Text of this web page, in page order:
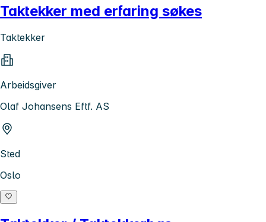
Taktekker med erfaring søkes
Taktekker
Arbeidsgiver
Olaf Johansens Eftf. AS
Sted
Oslo